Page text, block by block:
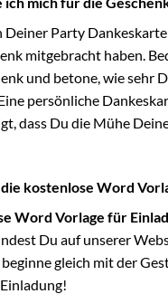
Deiner Party
mitgebracht haben.
und betone, wie sehr
persönliche
dass Du die Mühe
kostenlose Word
Word Vorlage für
Du auf unserer
gleich mit der